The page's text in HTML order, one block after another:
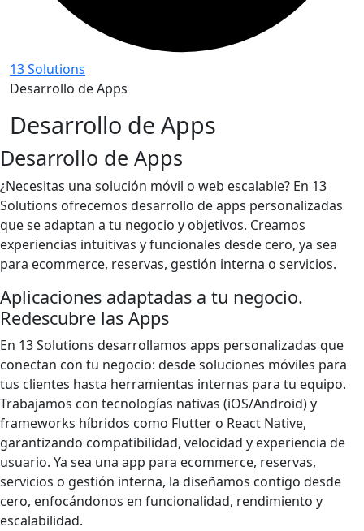
13 Solutions
Desarrollo de Apps
Desarrollo de Apps
Desarrollo de Apps
¿Necesitas una solución móvil o web escalable? En 13
Solutions ofrecemos desarrollo de apps personalizadas
que se adaptan a tu negocio y objetivos. Creamos
experiencias intuitivas y funcionales desde cero, ya sea
para ecommerce, reservas, gestión interna o servicios.
Aplicaciones adaptadas a tu negocio.
Redescubre las Apps
En 13 Solutions desarrollamos apps personalizadas que
conectan con tu negocio: desde soluciones móviles para
tus clientes hasta herramientas internas para tu equipo.
Trabajamos con tecnologías nativas (iOS/Android) y
frameworks híbridos como Flutter o React Native,
garantizando compatibilidad, velocidad y experiencia de
usuario. Ya sea una app para ecommerce, reservas,
servicios o gestión interna, la diseñamos contigo desde
cero, enfocándonos en funcionalidad, rendimiento y
escalabilidad.